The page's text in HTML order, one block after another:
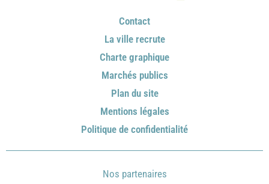
Contact
La ville recrute
Charte graphique
Marchés publics
Plan du site
Mentions légales
Politique de confidentialité
Nos partenaires